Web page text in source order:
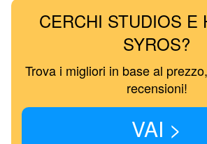
CERCHI STUDIOS E
SYROS?
Trova i migliori in base al
recensioni!
VAI >